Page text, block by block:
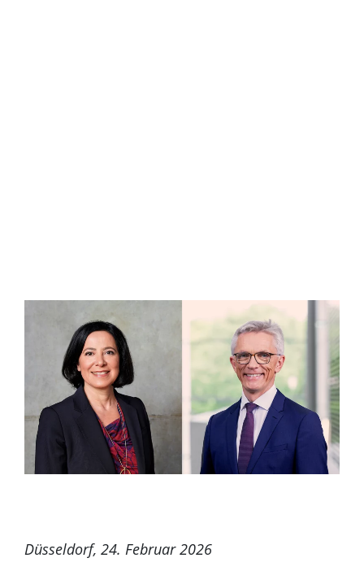
Düsseldorf, 24. Februar 2026